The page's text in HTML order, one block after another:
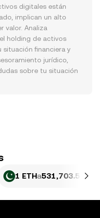
digitales están
implican un alto
valor. Analiza
holding de activos
financiera y
jurídico,
sobre tu situación
1 ETHa531,703.53